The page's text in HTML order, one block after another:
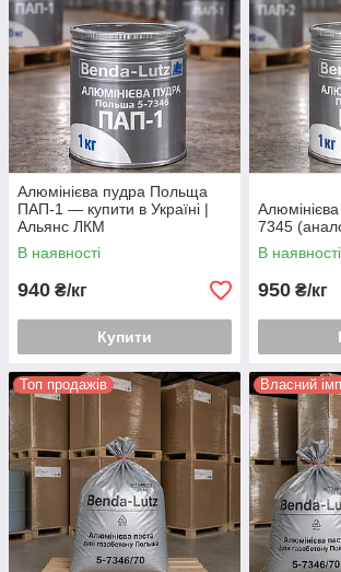
Алюмінієва пудра Польща
ПАП-1 — купити в Україні |
Альянс ЛКМ
В наявності
940 ₴/кг
Купити
7345
В наявності
950 ₴/кг
Топ продажів Власний